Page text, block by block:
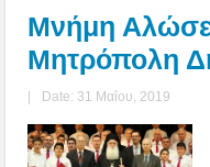
Μνήμη
Μητρόπολη
| Date: 31 Μαΐου, 2019